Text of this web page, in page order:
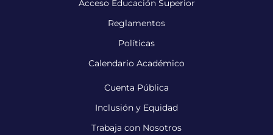
Acceso Educación Superior
Reglamentos
Políticas
Calendario Académico
Cuenta Pública
Inclusión y Equidad
Trabaja con Nosotros